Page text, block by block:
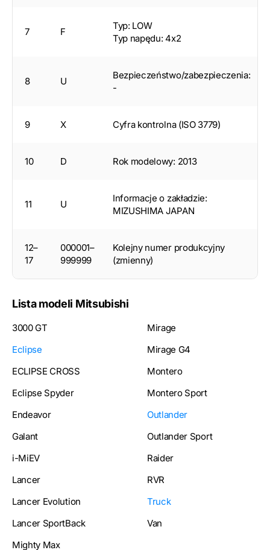
7 F
Typ: LOW
Typ napędu: 4x2
8 U
Bezpieczeństwo/zabezpieczenia:
-
9 X Cyfra kontrolna (ISO 3779)
10 D Rok modelowy: 2013
11 U
Informacje o zakładzie:
MIZUSHIMA JAPAN
12–
17
000001–
999999
Kolejny numer produkcyjny
(zmienny)
Lista modeli Mitsubishi
3000 GT
Eclipse
ECLIPSE CROSS
Eclipse Spyder
Endeavor
Galant
i-MiEV
Lancer
Lancer Evolution
Lancer SportBack
Mighty Max
Mirage
Mirage G4
Montero
Montero Sport
Outlander
Outlander Sport
Raider
RVR
Truck
Van